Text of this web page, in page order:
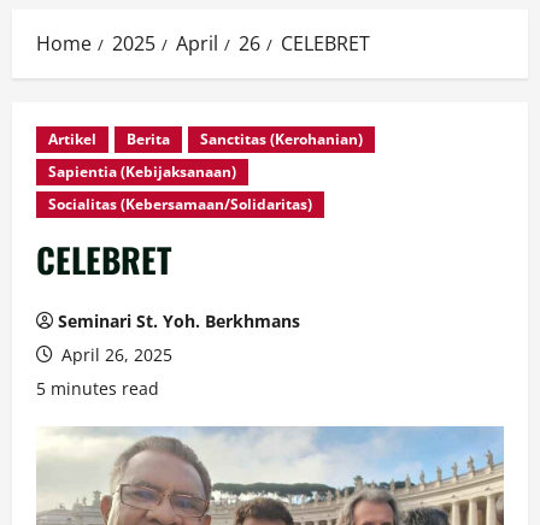
Home 2025 April 26 CELEBRET
Artikel Berita
Sanctitas (Kerohanian)
Sapientia (Kebijaksanaan)
Socialitas (Kebersamaan/Solidaritas)
CELEBRET
Seminari St. Yoh. Berkhmans
April 26, 2025
5 minutes read